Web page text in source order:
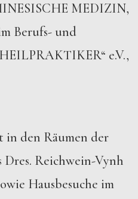
MEDIZIN,
Berufs- und
e.V.,
in den Räumen der
Dres. Reichwein-Vynh
Hausbesuche im